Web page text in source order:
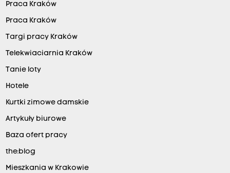
Praca Kraków
Praca Kraków
Targi pracy Kraków
Telekwiaciarnia Kraków
Tanie loty
Hotele
Kurtki zimowe damskie
Artykuły biurowe
Baza ofert pracy
the:blog
Mieszkania w Krakowie